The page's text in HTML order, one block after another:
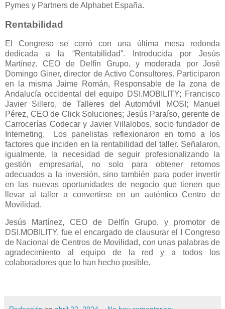
Pymes y Partners de Alphabet España.
Rentabilidad
El Congreso se cerró con una última mesa redonda
dedicada a la “Rentabilidad”. Introducida por Jesús
Martínez, CEO de Delfín Grupo, y moderada por José
Domingo Giner, director de Activo Consultores. Participaron
en la misma Jaime Román, Responsable de la zona de
Andalucía occidental del equipo DSI.MOBILITY; Francisco
Javier Sillero, de Talleres del Automóvil MOSI; Manuel
Pérez, CEO de Click Soluciones; Jesús Paraíso, gerente de
Carrocerías Codecar y Javier Villalobos, socio fundador de
Interneting. Los panelistas reflexionaron en torno a los
factores que inciden en la rentabilidad del taller. Señalaron,
igualmente, la necesidad de seguir profesionalizando la
gestión empresarial, no solo para obtener retornos
adecuados a la inversión, sino también para poder invertir
en las nuevas oportunidades de negocio que tienen que
llevar al taller a convertirse en un auténtico Centro de
Movilidad.
Jesús Martínez, CEO de Delfín Grupo, y promotor de
DSI.MOBILITY, fue el encargado de clausurar el I Congreso
de Nacional de Centros de Movilidad, con unas palabras de
agradecimiento al equipo de la red y a todos los
colaboradores que lo han hecho posible.